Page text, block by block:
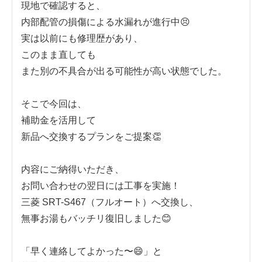
現地で確認すると、
内部配管の損傷による水漏れが進行中😣
実は以前にも修理歴があり、
このまま直しても
また別の不具合が出る可能性が高い状態でした。
そこで今回は、
補助金を活用して
新品へ交換するプランをご提案👏
内容にご納得いただき、
お問い合わせの翌日には工事を実施！
三菱 SRT-S467（フルオート）へ交換し、
無事お湯もバッチリ復旧しました😊
「早く連絡してよかった〜😄」と